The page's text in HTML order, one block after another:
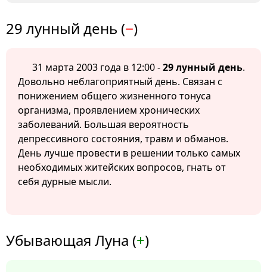
29 лунный день (−)
31 марта 2003 года в 12:00 -29 лунный день.
Довольно неблагоприятный день. Связан с
понижением общего жизненного тонуса
организма, проявлением хронических
заболеваний. Большая вероятность
депрессивного состояния, травм и обманов.
День лучше провести в решении только самых
необходимых житейских вопросов, гнать от
себя дурные мысли.
Убывающая Луна (+)